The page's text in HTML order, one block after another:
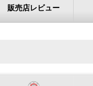
販売店レビュー